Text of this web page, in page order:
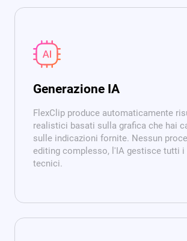
Generazione IA
FlexClip produce automaticamente
realistici basati sulla grafica che hai
sulle indicazioni fornite. Nessun
editing complesso, l'IA gestisce tutti i
tecnici.